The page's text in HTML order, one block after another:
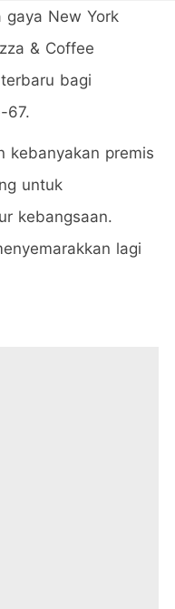
gaya New York
& Coffee
bagi
67.
kebanyakan premis
untuk
kebangsaan.
lagi